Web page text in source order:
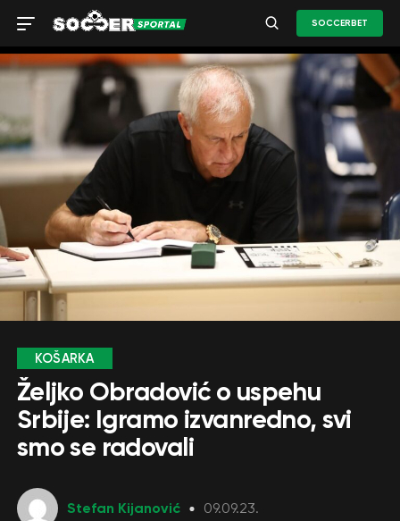
SOCCERBET
KOŠARKA
Željko Obradović o uspehu
Srbije: Igramo izvanredno, svi
smo se radovali
Stefan Kijanović 09.09.23.